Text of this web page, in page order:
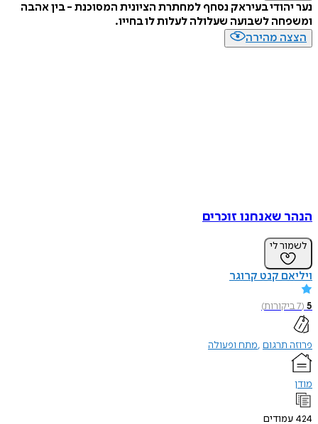
בעיראק נסחף למחתרת הציונית המסוכנת - בין אהבה
לשבועה שעלולה לעלות לו בחייו.
מהירה
שאנחנו זוכרים
לי
קנט קרוגר
)
תרגום מתח ופעולה